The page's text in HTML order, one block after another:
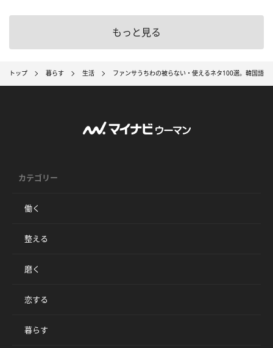
もっと見る
トップ 暮らす 生活 ファンサうちわの被らない・使えるネタ100選。韓国語や
カテゴリー
働く
整える
磨く
恋する
暮らす